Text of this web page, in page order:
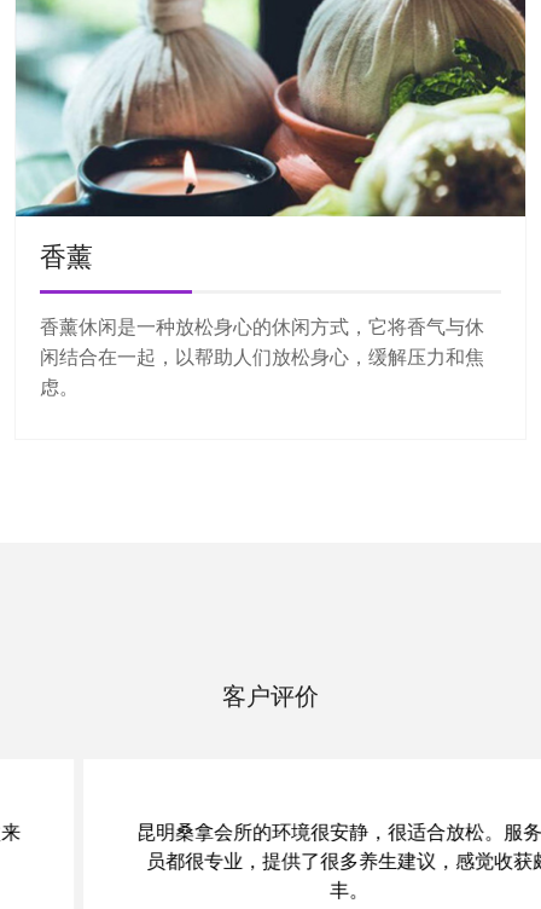
香薰
香薰休闲是一种放松身心的休闲方式，它将香气与休
闲结合在一起，以帮助人们放松身心，缓解压力和焦
虑。
客户评价
昆明桑拿会所的环境很安静，很适合放松。服务人
员都很专业，提供了很多养生建议，感觉收获颇